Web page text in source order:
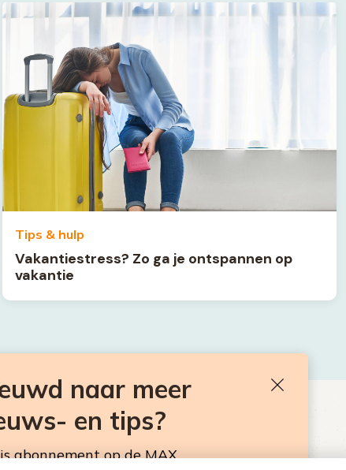
Tips & hulp
Vakantiestress? Zo ga je ontspannen op
vakantie
BEN JE BENIEUWD NAAR MEER
VAKANTIENIEUWS- EN TIPS?
naar meer
en tips?
abonnement op de MAX